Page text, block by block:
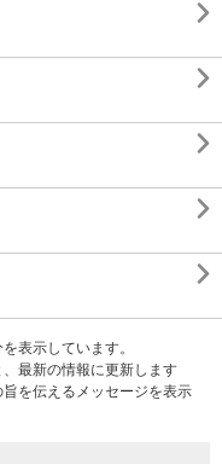





表示しています。
最新の情報に更新します
を伝えるメッセージを表示